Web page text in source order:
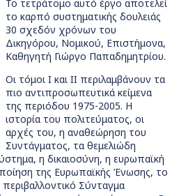
Το τετράτομο αυτό έργο αποτελεί
το καρπό συστηματικής δουλειάς
30 σχεδόν χρόνων του
Δικηγόρου, Νομικού, Επιστήμονα,
Καθηγητή Γιώργο Παπαδημητρίου.
Οι τόμοι Ι και ΙΙ περιλαμβάνουν τα
πιο αντιπροσωπευτικά κείμενα
της περιόδου 1975-2005. Η
ιστορία του πολιτεύματος, οι
αρχές του, η αναθεώρηση του
Συντάγματος, τα θεμελιώδη
η δικαιοσύνη, η ευρωπαϊκή
της Ευρωπαϊκής Ένωσης, το
Σύνταγμα